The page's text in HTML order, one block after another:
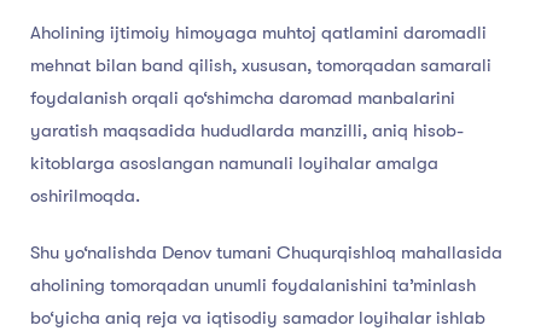
Aholining ijtimoiy himoyaga muhtoj qatlamini daromadli
mehnat bilan band qilish, xususan, tomorqadan samarali
foydalanish orqali qo‘shimcha daromad manbalarini
yaratish maqsadida hududlarda manzilli, aniq hisob-
kitoblarga asoslangan namunali loyihalar amalga
oshirilmoqda.
Shu yo‘nalishda Denov tumani Chuqurqishloq mahallasida
aholining tomorqadan unumli foydalanishini ta’minlash
bo‘yicha aniq reja va iqtisodiy samador loyihalar ishlab